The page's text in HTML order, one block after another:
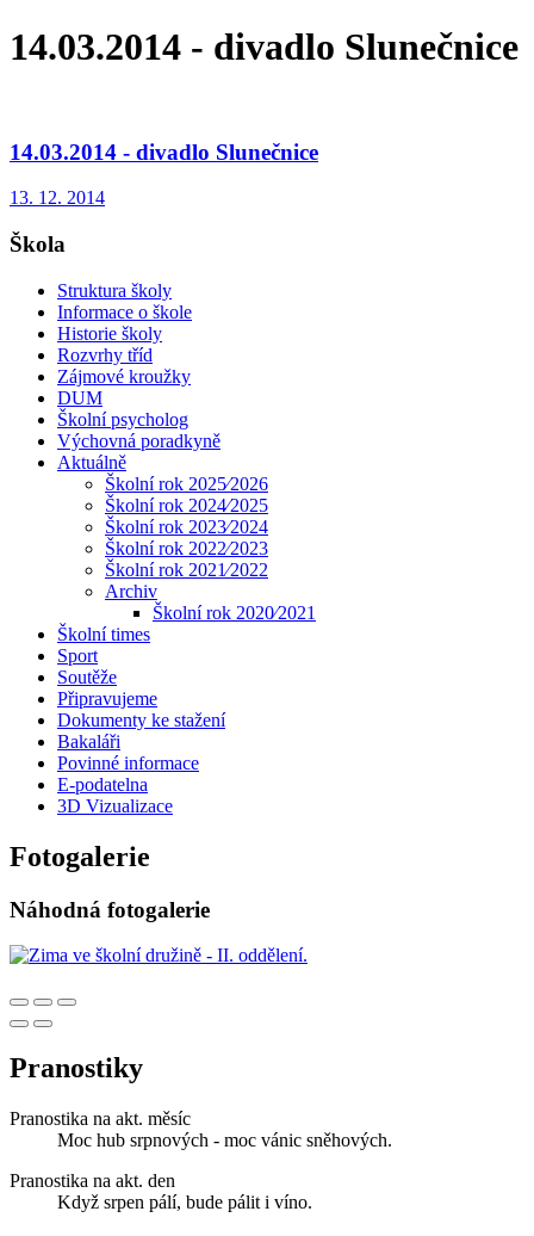
14.03.2014 - divadlo Slunečnice
14.03.2014 - divadlo Slunečnice
13. 12. 2014
Škola
Struktura školy
Informace o škole
Historie školy
Rozvrhy tříd
Zájmové kroužky
DUM
Školní psycholog
Výchovná poradkyně
Aktuálně
Školní rok 2025⁄2026
Školní rok 2024⁄2025
Školní rok 2023⁄2024
Školní rok 2022⁄2023
Školní rok 2021⁄2022
Archiv
Školní rok 2020⁄2021
Školní times
Sport
Soutěže
Připravujeme
Dokumenty ke stažení
Bakaláři
Povinné informace
E-podatelna
3D Vizualizace
Fotogalerie
Náhodná fotogalerie
Pranostiky
Pranostika na akt. měsíc
Moc hub srpnových - moc vánic sněhových.
Pranostika na akt. den
Když srpen pálí, bude pálit i víno.